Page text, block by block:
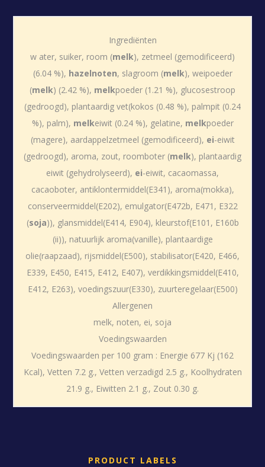
Ingrediënten
w ater, suiker, room (melk), zetmeel (gemodificeerd)
(6.04 %), hazelnoten, slagroom (melk), weipoeder
(melk) (2.42 %), melkpoeder (1.21 %), glucosestroop
(gedroogd), plantaardig vet(kokos (0.48 %), palmpit (0.24
%), palm), melkeiwit (0.24 %), gelatine, melkpoeder
(magere), aardappelzetmeel (gemodificeerd), ei-eiwit
(gedroogd), aroma, zout, roomboter (melk), plantaardig
eiwit (gehydrolyseerd), ei-eiwit, cacaomassa,
cacaoboter, antiklontermiddel(E341), aroma(mokka),
conserveermiddel(E202), emulgator(E472b, E471, E322
(soja)), glansmiddel(E414, E904), kleurstof(E101, E160b
(ii)), natuurlijk aroma(vanille), plantaardige
olie(raapzaad), rijsmiddel(E500), stabilisator(E420, E466,
E339, E450, E415, E412, E407), verdikkingsmiddel(E410,
E412, E263), voedingszuur(E330), zuurteregelaar(E500)
Allergenen
melk, noten, ei, soja
Voedingswaarden
Voedingswaarden per 100 gram : Energie 677 Kj (162
Kcal), Vetten 7.2 g., Vetten verzadigd 2.5 g., Koolhydraten
21.9 g., Eiwitten 2.1 g., Zout 0.30 g.
PRODUCT LABELS